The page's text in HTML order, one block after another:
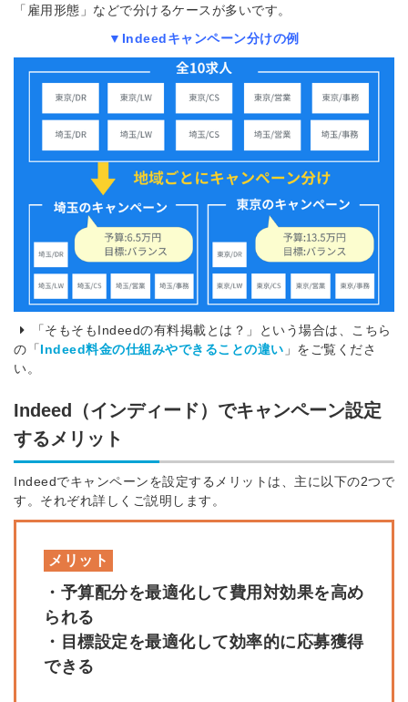
「雇用形態」などで分けるケースが多いです。
▼Indeedキャンペーン分けの例
「そもそもIndeedの有料掲載とは？」という場合は、こちら
の「Indeed料金の仕組みやできることの違い 」をご覧くださ
い。
Indeed（インディード）でキャンペーン設定
するメリット
Indeedでキャンペーンを設定するメリットは、主に以下の2つで
す。それぞれ詳しくご説明します。
メリット
・予算配分を最適化して費用対効果を高め
られる
・目標設定を最適化して効率的に応募獲得
できる